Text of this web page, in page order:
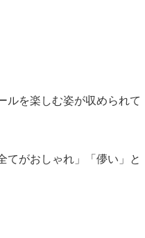
ルを楽しむ姿が収められて
てがおしゃれ」「儚い」と